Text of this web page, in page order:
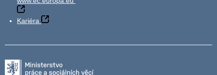
Kariéra